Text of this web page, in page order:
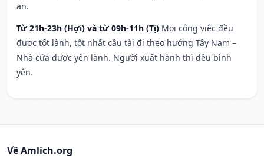
an.
Từ 21h-23h (Hợi) và từ 09h-11h (Tị) Mọi công việc đều
được tốt lành, tốt nhất cầu tài đi theo hướng Tây Nam –
Nhà cửa được yên lành. Người xuất hành thì đều bình
yên.
Về Amlich.org